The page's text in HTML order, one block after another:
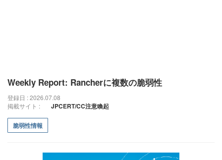
Weekly Report: Rancherに複数の脆弱性
登録日 : 2026.07.08
掲載サイト :
JPCERT/CC注意喚起
脆弱性情報